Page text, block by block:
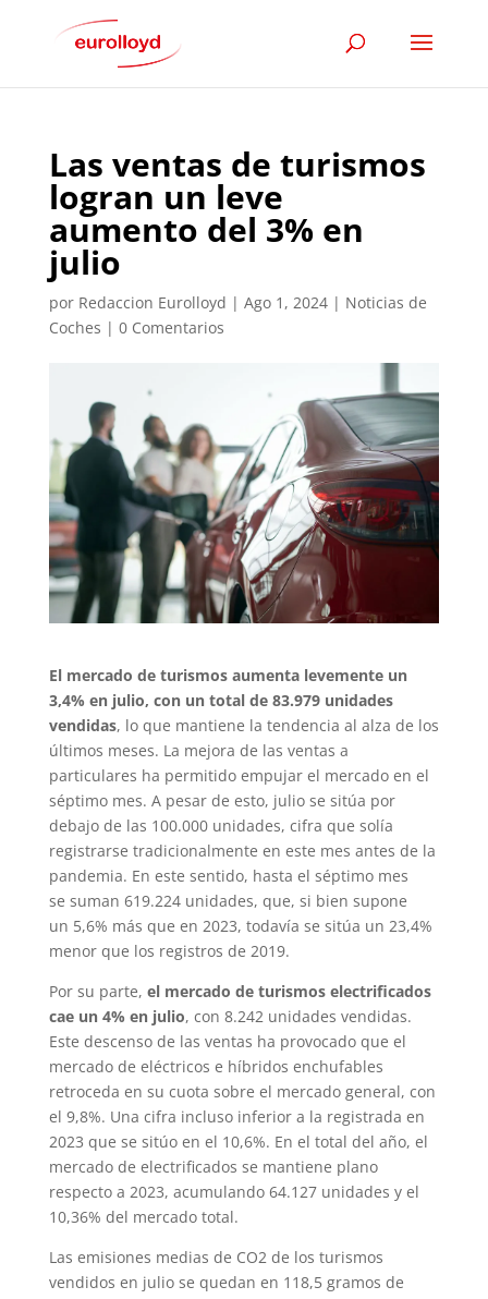
Las ventas de turismos
logran un leve
aumento del 3% en
julio
por Redaccion Eurolloyd | Ago 1, 2024| Noticias de
Coches | 0 Comentarios
El mercado de turismos aumenta levemente un
3,4% en julio, con un total de 83.979 unidades
vendidas, lo que mantiene la tendencia al alza de los
últimos meses. La mejora de las ventas a
particulares ha permitido empujar el mercado en el
séptimo mes. A pesar de esto, julio se sitúa por
debajo de las 100.000 unidades, cifra que solía
registrarse tradicionalmente en este mes antes de la
pandemia. En este sentido, hasta el séptimo mes
se suman 619.224 unidades, que, si bien supone
un 5,6% más que en 2023, todavía se sitúa un 23,4%
menor que los registros de 2019.
Por su parte, el mercado de turismos electrificados
cae un 4% en julio, con 8.242 unidades vendidas.
Este descenso de las ventas ha provocado que el
mercado de eléctricos e híbridos enchufables
retroceda en su cuota sobre el mercado general, con
el 9,8%. Una cifra incluso inferior a la registrada en
2023 que se sitúo en el 10,6%. En el total del año, el
mercado de electrificados se mantiene plano
respecto a 2023, acumulando 64.127 unidades y el
10,36% del mercado total.
Las emisiones medias de CO2 de los turismos
vendidos en julio se quedan en 118,5 gramos de